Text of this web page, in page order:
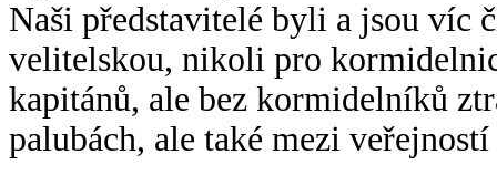
Naši představitelé byli a jsou víc
velitelskou, nikoli pro
kapitánů, ale bez kormidelníků
palubách, ale také mezi